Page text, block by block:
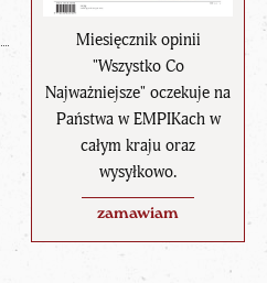
Miesięcznik opinii
"Wszystko Co
Najważniejsze" oczekuje na
Państwa w EMPIKach w
całym kraju oraz
wysyłkowo.
zamawiam